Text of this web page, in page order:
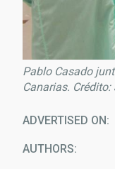
Pablo Casado
Canarias.
ADVERTISED ON
AUTHORS